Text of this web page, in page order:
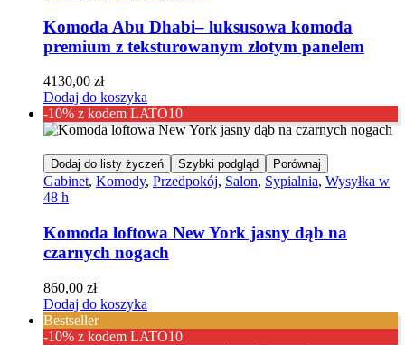
Komoda Abu Dhabi– luksusowa komoda
premium z teksturowanym złotym panelem
4130,00 zł
Dodaj do koszyka
-10% z kodem LATO10
Dodaj do listy życzeń Szybki podgląd Porównaj
Gabinet, Komody, Przedpokój, Salon, Sypialnia, Wysyłka w
48 h
Komoda loftowa New York jasny dąb na
czarnych nogach
860,00 zł
Dodaj do koszyka
Bestseller
-10% z kodem LATO10